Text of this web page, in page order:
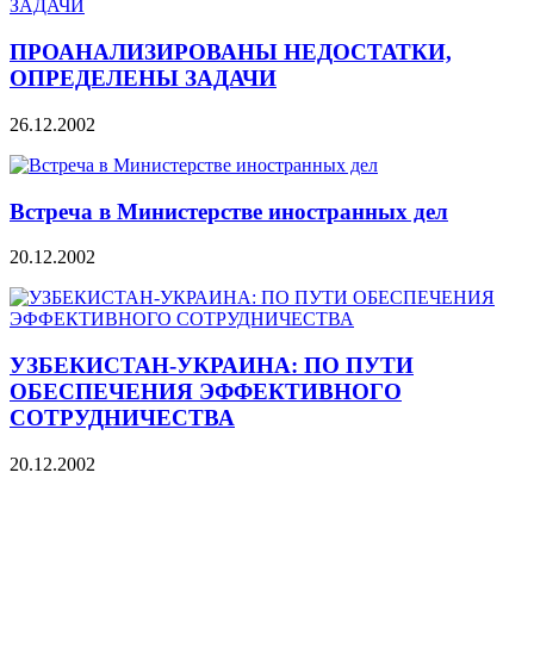
ПРОАНАЛИЗИРОВАНЫ НЕДОСТАТКИ,
ОПРЕДЕЛЕНЫ ЗАДАЧИ
26.12.2002
Встреча в Министерстве иностранных дел
20.12.2002
УЗБЕКИСТАН-УКРАИНА: ПО ПУТИ
ОБЕСПЕЧЕНИЯ ЭФФЕКТИВНОГО
СОТРУДНИЧЕСТВА
20.12.2002